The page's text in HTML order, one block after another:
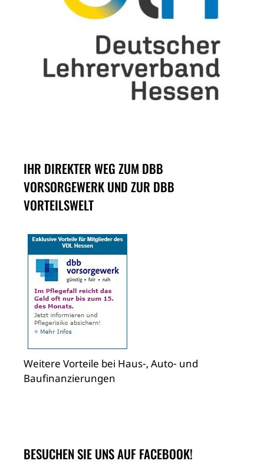
IHR DIREKTER WEG ZUM DBB
VORSORGEWERK UND ZUR DBB
VORTEILSWELT
Weitere Vorteile bei Haus-, Auto- und
Baufinanzierungen
BESUCHEN SIE UNS AUF FACEBOOK!